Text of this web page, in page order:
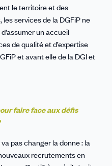
le territoire et des
services de la DGFiP ne
un accueil
de qualité et d’expertise
et avant elle de la DGI et
faire face aux défis
pas changer la donne : la
recrutements en